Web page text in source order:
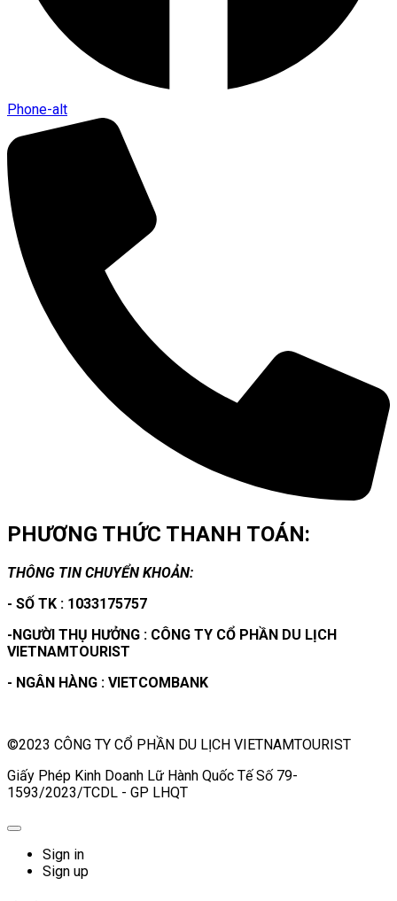
Phone-alt
PHƯƠNG THỨC THANH TOÁN:
THÔNG TIN CHUYỂN KHOẢN:
- SỐ TK : 1033175757
-NGƯỜI THỤ HƯỞNG : CÔNG TY CỔ PHẦN DU LỊCH
VIETNAMTOURIST
- NGÂN HÀNG : VIETCOMBANK
©2023 CÔNG TY CỔ PHẦN DU LỊCH VIETNAMTOURIST
Giấy Phép Kinh Doanh Lữ Hành Quốc Tế Số 79-
1593/2023/TCDL - GP LHQT
Sign in
Sign up